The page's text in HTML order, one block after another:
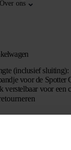
Over ons
(inclusief
voor de Spotter
verstelbaar voor een